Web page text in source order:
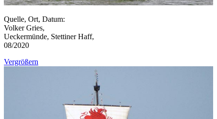
Quelle, Ort, Datum:
Volker Gries,
Ueckermünde, Stettiner Haff,
08/2020
Vergrößern